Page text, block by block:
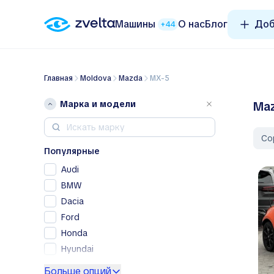
Машины +44 О насБлог
Главная Moldova Mazda MX-5
Марка и модели
Популярные
Audi
BMW
Dacia
Ford
Honda
Hyundai
Больше опций